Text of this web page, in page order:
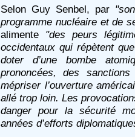
Selon Guy Senbel, par
programme nucléaire et de
alimente "des peurs
occidentaux qui répètent
doter d’une bombe
prononcées, des
mépriser l’ouverture
allé trop loin. Les
danger pour la sécurité
années d’efforts